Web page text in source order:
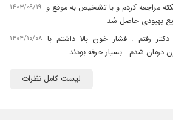
مراجعه کردم و با تشخیص به موقع و
بهبودی حاصل شد
۱۴۰۳/۰۹/۱۹
رفتم . فشار خون بالا داشتم با
درمان شدم . بسیار حرفه بودند .
۱۴۰۴/۱۰/۰۸
لیست کامل نظرات